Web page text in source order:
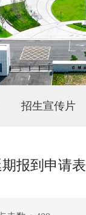
招生宣传片
报到申请表